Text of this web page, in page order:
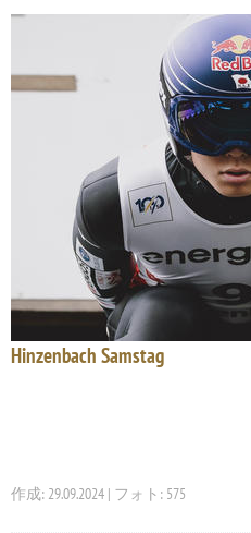
Hinzenbach Samstag
作成: 29.09.2024 | フォト: 575